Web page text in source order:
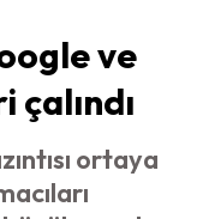
ve
ortaya